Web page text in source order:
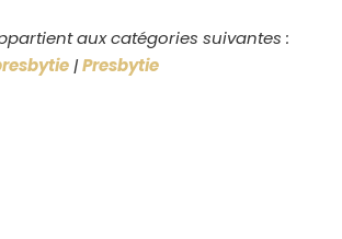
aux catégories suivantes :
|Presbytie